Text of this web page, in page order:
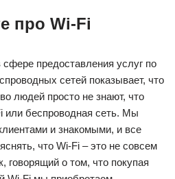
про Wi-Fi
предоставления услуг по
сетей показывает, что
людей просто не знают, что
или беспроводная сеть. Мы
и знакомыми, и все
что Wi-Fi – это не совсем
говорящий о том, что покупая